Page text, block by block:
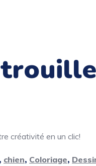
créativité en un clic!
, chien, Coloriage,